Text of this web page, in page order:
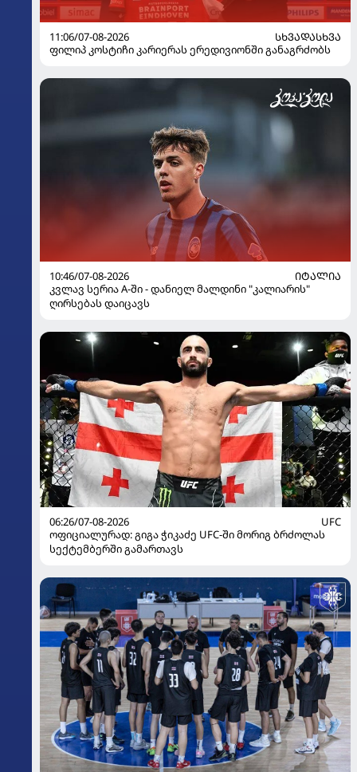
11:06/07-08-2026
ᲡᲮᲕᲐᲓᲐᲡᲮᲕᲐ
ფილიპ კოსტიჩი კარიერას ერედივიონში განაგრძობს
10:46/07-08-2026
ᲘᲢᲐᲚᲘᲐ
კვლავ სერია A-ში - დანიელ მალდინი "კალიარის"
ღირსებას დაიცავს
06:26/07-08-2026
UFC
ოფიციალურად: გიგა ჭიკაძე UFC-ში მორიგ ბრძოლას
სექტემბერში გამართავს